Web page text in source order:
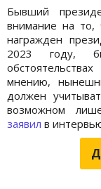
Бывший
внимание на
награжден
2023 году,
мнению,
должен
возможном
заявил в